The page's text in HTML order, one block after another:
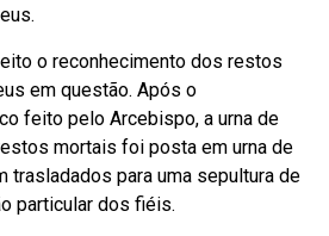
o reconhecimento dos restos
em questão. Após o
feito pelo Arcebispo, a urna de
mortais foi posta em urna de
trasladados para uma sepultura de
particular dos fiéis.